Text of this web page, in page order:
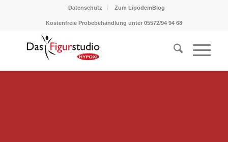
Datenschutz Zum LipödemBlog
Kostenfreie Probebehandlung unter 05572/94 94 68